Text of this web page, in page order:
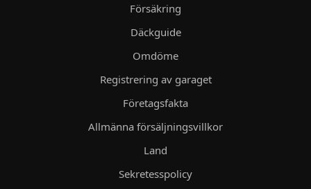
Försäkring
Däckguide
Omdöme
Registrering av garaget
Företagsfakta
Allmänna försäljningsvillkor
Land
Sekretesspolicy